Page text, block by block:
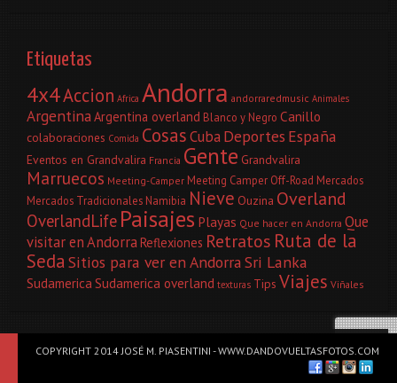
Etiquetas
4x4Accion Africa Andorra andorraredmusic Animales
ArgentinaArgentina overland Blanco y Negro Canillo
colaboraciones Comida CosasCubaDeportes España
Eventos en Grandvalira Francia Gente Grandvalira
Marruecos Meeting-Camper Meeting Camper Off-Road Mercados
Mercados Tradicionales Namibia Nieve Ouzina Overland
OverlandLife Paisajes Playas Que hacer en Andorra Que
visitar en AndorraReflexiones Retratos Ruta de la
SedaSitios para ver en AndorraSri Lanka
Sudamerica Sudamerica overland texturas Tips Viajes Viñales
Galerías de Fotos
COPYRIGHT 2014 JOSÉ M. PIASENTINI - WWW.DANDOVUELTASFOTOS.COM